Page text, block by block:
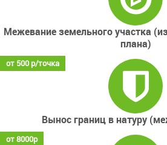
Межевание земельного участка
плана)
Вынос границ в натуру
от 500 р/точка
от 8000р